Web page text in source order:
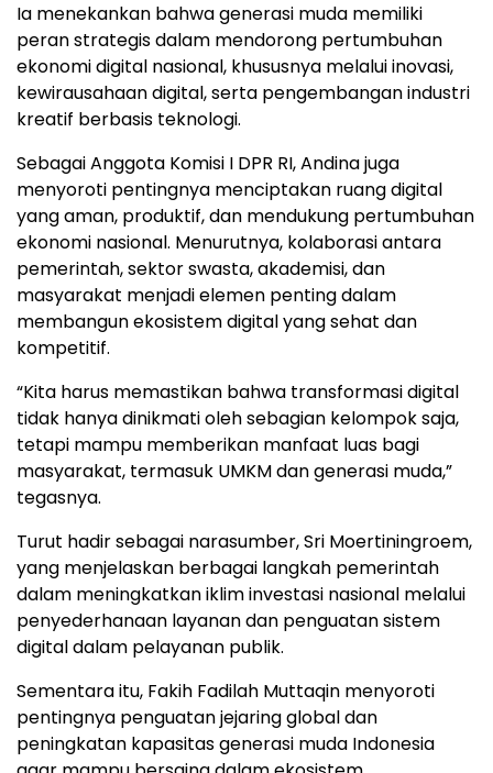
Ia menekankan bahwa generasi muda memiliki
peran strategis dalam mendorong pertumbuhan
ekonomi digital nasional, khususnya melalui inovasi,
kewirausahaan digital, serta pengembangan industri
kreatif berbasis teknologi.
Sebagai Anggota Komisi I DPR RI, Andina juga
menyoroti pentingnya menciptakan ruang digital
yang aman, produktif, dan mendukung pertumbuhan
ekonomi nasional. Menurutnya, kolaborasi antara
pemerintah, sektor swasta, akademisi, dan
masyarakat menjadi elemen penting dalam
membangun ekosistem digital yang sehat dan
kompetitif.
“Kita harus memastikan bahwa transformasi digital
tidak hanya dinikmati oleh sebagian kelompok saja,
tetapi mampu memberikan manfaat luas bagi
masyarakat, termasuk UMKM dan generasi muda,”
tegasnya.
Turut hadir sebagai narasumber, Sri Moertiningroem,
yang menjelaskan berbagai langkah pemerintah
dalam meningkatkan iklim investasi nasional melalui
penyederhanaan layanan dan penguatan sistem
digital dalam pelayanan publik.
Sementara itu, Fakih Fadilah Muttaqin menyoroti
pentingnya penguatan jejaring global dan
peningkatan kapasitas generasi muda Indonesia